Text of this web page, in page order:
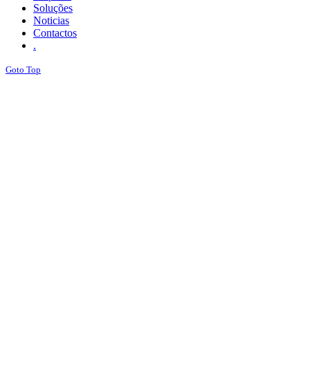
Soluções
Noticias
Contactos
.
Goto Top